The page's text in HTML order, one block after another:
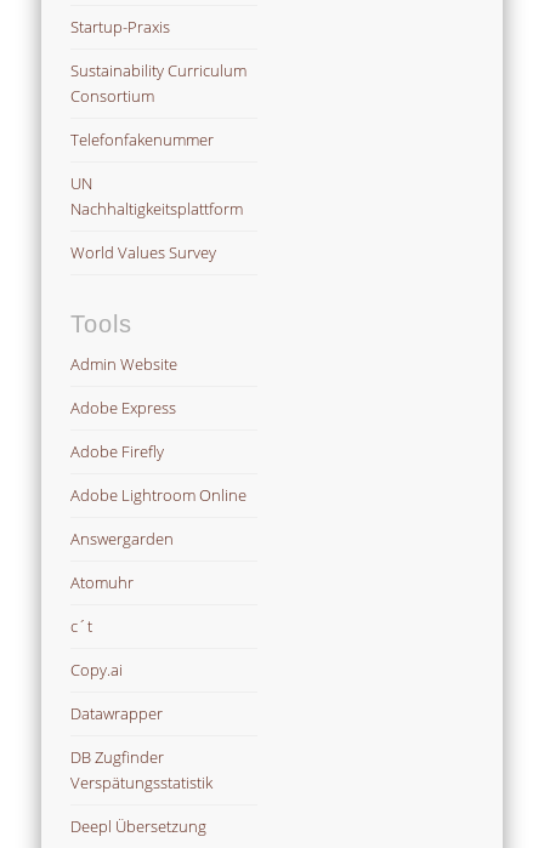
Startup-Praxis
Sustainability Curriculum
Consortium
Telefonfakenummer
UN
Nachhaltigkeitsplattform
World Values Survey
Tools
Admin Website
Adobe Express
Adobe Firefly
Adobe Lightroom Online
Answergarden
Atomuhr
c´t
Copy.ai
Datawrapper
DB Zugfinder
Verspätungsstatistik
Deepl Übersetzung